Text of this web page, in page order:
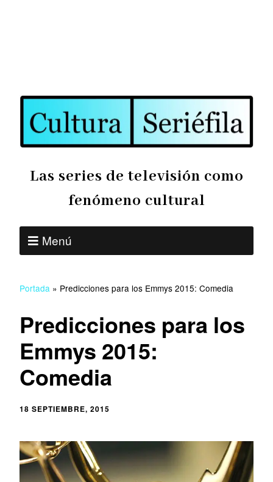
Las series de televisión como
fenómeno cultural
Menú
Portada » Predicciones para los Emmys 2015: Comedia
Predicciones para los
Emmys 2015:
Comedia
18 SEPTIEMBRE, 2015